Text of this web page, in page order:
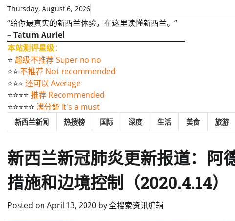
Skip
content
Thursday, August 6, 2026
“给你最真实的新西兰体验，在这里读懂新西兰。”
– Tatum Auriel
本站测评星级：
⭐️ 超级不推荐 Super no no
⭐️⭐️ 不推荐 Not recommended
⭐️⭐️⭐️ 还可以 Average
⭐️⭐️⭐️⭐️ 推荐 Recommended
⭐️⭐️⭐️⭐️⭐️ 满分💯 It's a must
新西兰新闻 热搜榜 国际 深度 生活 美食 旅游
新西兰新冠肺炎更新报道：阿
措施和边境控制（2020.4.14）
Posted on April 13, 2020 by全搜索资讯编辑